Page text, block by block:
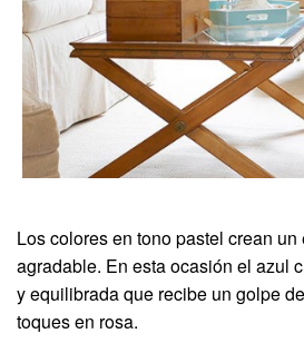
Los colores en tono pastel crean
agradable. En esta ocasión el azul
y equilibrada que recibe un golpe
toques en rosa.